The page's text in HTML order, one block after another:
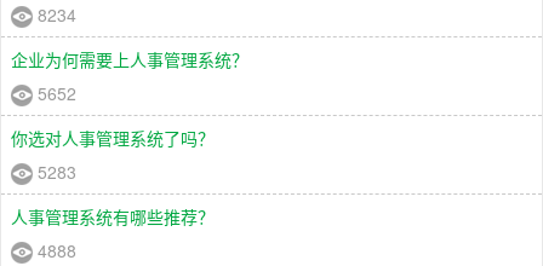
8234
企业为何需要上人事管理系统？
5652
你选对人事管理系统了吗？
5283
人事管理系统有哪些推荐？
4888